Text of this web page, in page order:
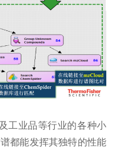
工业品等行业的各种小
谱都能发挥其独特的性能